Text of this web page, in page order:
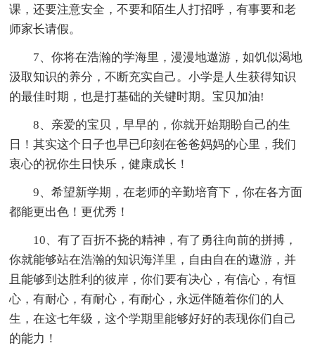
课，还要注意安全，不要和陌生人打招呼，有事要和老
师家长请假。
7、你将在浩瀚的学海里，漫漫地遨游，如饥似渴地
汲取知识的养分，不断充实自己。小学是人生获得知识
的最佳时期，也是打基础的关键时期。宝贝加油!
8、亲爱的宝贝，早早的，你就开始期盼自己的生
日！其实这个日子也早已印刻在爸爸妈妈的心里，我们
衷心的祝你生日快乐，健康成长！
9、希望新学期，在老师的辛勤培育下，你在各方面
都能更出色！更优秀！
10、有了百折不挠的精神，有了勇往向前的拼搏，
你就能够站在浩瀚的知识海洋里，自由自在的遨游，并
且能够到达胜利的彼岸，你们要有决心，有信心，有恒
心，有耐心，有耐心，有耐心，永远伴随着你们的人
生，在这七年级，这个学期里能够好好的表现你们自己
的能力！